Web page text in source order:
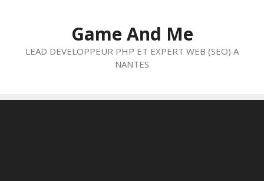
Game And Me
LEAD DEVELOPPEUR PHP ET EXPERT WEB (SEO) A
NANTES